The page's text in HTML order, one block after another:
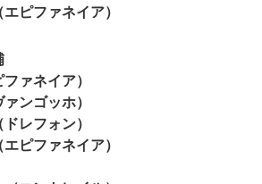
ピファネイア）
ァネイア）
ンゴッホ）
レフォン）
ピファネイア）